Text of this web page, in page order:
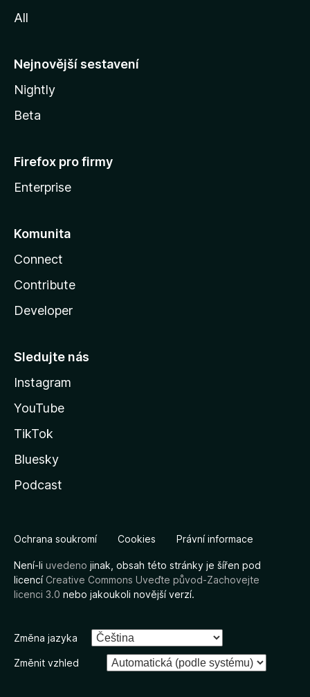
l
y
All
Nejnovější sestavení
Nightly
Beta
Firefox pro firmy
Enterprise
Komunita
Connect
Contribute
Developer
Sledujte nás
Instagram
YouTube
TikTok
Bluesky
Podcast
Ochrana soukromí Cookies Právní informace
Není-li uvedeno jinak, obsah této stránky je šířen pod
licencíCreative Commons Uveďte původ-Zachovejte
licenci 3.0 nebo jakoukoli novější verzí.
Změna jazyka
Změnit vzhled